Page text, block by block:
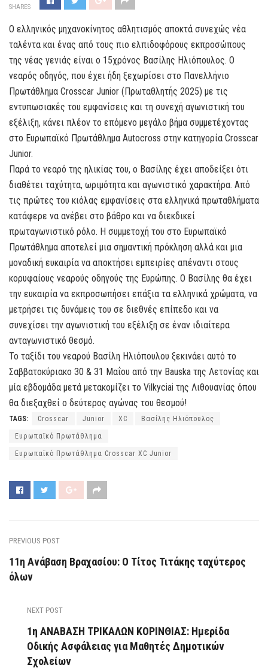
SHARES
Ο ελληνικός μηχανοκίνητος αθλητισμός αποκτά συνεχώς νέα
ταλέντα και ένας από τους πιο ελπιδοφόρους εκπροσώπους
της νέας γενιάς είναι ο 15χρόνος Βασίλης Ηλιόπουλος. Ο
νεαρός οδηγός, που έχει ήδη ξεχωρίσει στο Πανελλήνιο
Πρωτάθλημα Crosscar Junior (Πρωταθλητής 2025) με τις
εντυπωσιακές του εμφανίσεις και τη συνεχή αγωνιστική του
εξέλιξη, κάνει πλέον το επόμενο μεγάλο βήμα συμμετέχοντας
στο Ευρωπαϊκό Πρωτάθλημα Autocross στην κατηγορία Crosscar
Junior.
Παρά το νεαρό της ηλικίας του, ο Βασίλης έχει αποδείξει ότι
διαθέτει ταχύτητα, ωριμότητα και αγωνιστικό χαρακτήρα. Από
τις πρώτες του κιόλας εμφανίσεις στα ελληνικά πρωταθλήματα
κατάφερε να ανέβει στο βάθρο και να διεκδικεί
πρωταγωνιστικό ρόλο. Η συμμετοχή του στο Ευρωπαϊκό
Πρωτάθλημα αποτελεί μια σημαντική πρόκληση αλλά και μια
μοναδική ευκαιρία να αποκτήσει εμπειρίες απέναντι στους
κορυφαίους νεαρούς οδηγούς της Ευρώπης. Ο Βασίλης θα έχει
την ευκαιρία να εκπροσωπήσει επάξια τα ελληνικά χρώματα, να
μετρήσει τις δυνάμεις του σε διεθνές επίπεδο και να
συνεχίσει την αγωνιστική του εξέλιξη σε έναν ιδιαίτερα
ανταγωνιστικό θεσμό.
Το ταξίδι του νεαρού Βασίλη Ηλιόπουλου ξεκινάει αυτό το
Σαββατοκύριακο 30 & 31 Μαΐου από την Bauska της Λετονίας και
μία εβδομάδα μετά μετακομίζει το Vilkyciai της Λιθουανίας όπου
θα διεξαχθεί ο δεύτερος αγώνας του θεσμού!
TAGS: Crosscar Junior XC Βασίλης Ηλιόπουλος
Ευρωπαϊκό Πρωτάθλημα
Ευρωπαϊκό Πρωτάθλημα Crosscar XC Junior
PREVIOUS POST
11η Ανάβαση Βραχασίου: Ο Τίτος Τιτάκης ταχύτερος
όλων
NEXT POST
1η ΑΝΑΒΑΣΗ ΤΡΙΚΑΛΩΝ ΚΟΡΙΝΘΙΑΣ: Ημερίδα
Οδικής Ασφάλειας για Μαθητές Δημοτικών
Σχολείων